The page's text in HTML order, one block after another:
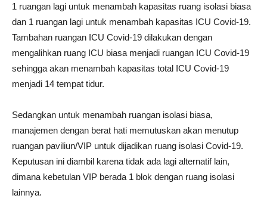
1 ruangan lagi untuk menambah kapasitas ruang isolasi biasa
dan 1 ruangan lagi untuk menambah kapasitas ICU Covid-19.
Tambahan ruangan ICU Covid-19 dilakukan dengan
mengalihkan ruang ICU biasa menjadi ruangan ICU Covid-19
sehingga akan menambah kapasitas total ICU Covid-19
menjadi 14 tempat tidur.
Sedangkan untuk menambah ruangan isolasi biasa,
manajemen dengan berat hati memutuskan akan menutup
ruangan paviliun/VIP untuk dijadikan ruang isolasi Covid-19.
Keputusan ini diambil karena tidak ada lagi alternatif lain,
dimana kebetulan VIP berada 1 blok dengan ruang isolasi
lainnya.